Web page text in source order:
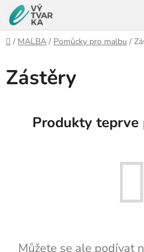
Přejít
na
obsah
Domů
/ MALBA / Pomůcky pro malbu /
Zástěry
Produkty teprve
Můžete se ale podívat